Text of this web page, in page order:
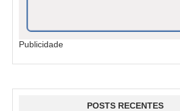
Publicidade
POSTS RECENTES